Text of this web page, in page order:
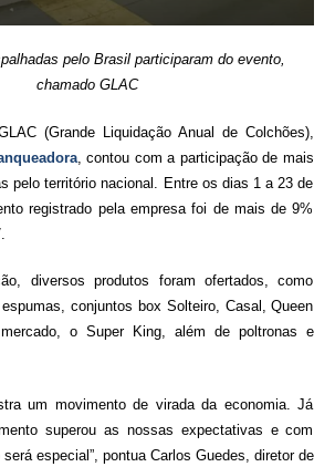
pelo Brasil participaram do evento,
chamado GLAC
(Grande Liquidação Anual de Colchões),
, contou com a participação de mais
pelo território nacional. Entre os dias 1 a 23 de
registrado pela empresa foi de mais de 9%
diversos produtos foram ofertados, como
conjuntos box Solteiro, Casal, Queen
o Super King, além de poltronas e
um movimento de virada da economia. Já
superou as nossas expectativas e com
especial”, pontua Carlos Guedes, diretor de